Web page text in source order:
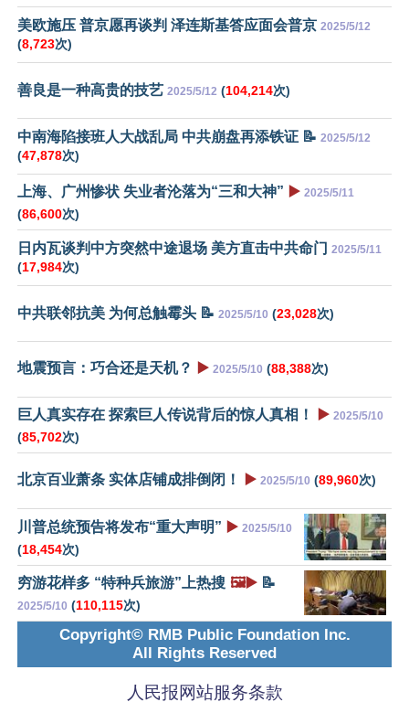
美欧施压 普京愿再谈判 泽连斯基答应面会普京 2025/5/12
(8,723次)
善良是一种高贵的技艺 2025/5/12 (104,214次)
中南海陷接班人大战乱局 中共崩盘再添铁证 📝 2025/5/12
(47,878次)
上海、广州惨状 失业者沦落为“三和大神” ▶️ 2025/5/11
(86,600次)
日内瓦谈判中方突然中途退场 美方直击中共命门 2025/5/11
(17,984次)
中共联邻抗美 为何总触霉头 📝 2025/5/10 (23,028次)
地震预言：巧合还是天机？ ▶️ 2025/5/10 (88,388次)
巨人真实存在 探索巨人传说背后的惊人真相！ ▶️ 2025/5/10
(85,702次)
北京百业萧条 实体店铺成排倒闭！ ▶️ 2025/5/10 (89,960次)
川普总统预告将发布“重大声明” ▶️ 2025/5/10
(18,454次)
穷游花样多 “特种兵旅游”上热搜 🖼️▶️ 📝
2025/5/10 (110,115次)
Copyright© RMB Public Foundation Inc.
All Rights Reserved
人民报网站服务条款